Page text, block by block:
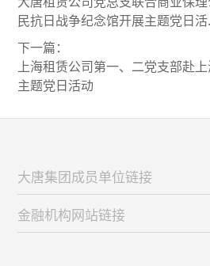
民抗日战争纪念馆开展主题党日活
下一篇：
上海租赁公司第一、二党支部赴
主题党日活动
大唐集团成员单位链接
金融机构网站链接